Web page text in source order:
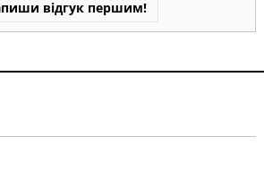
відгук першим!